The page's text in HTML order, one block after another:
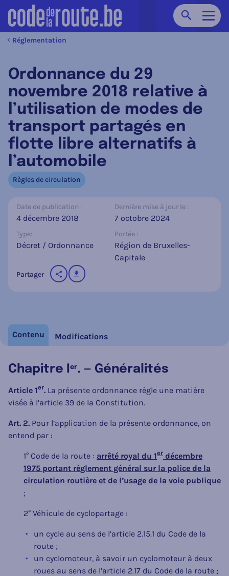
Chercher
Réglementation
Ordonnance du 29
novembre 2018 relative à
l’utilisation de modes de
transport partagés en
flotte libre alternatifs à
l’automobile
Règles de circulation
Date de publication :
4 décembre 2018
Dernière mise à jour le :
7 octobre 2024
Type:
Décret / Ordonnance
Portée :
Région de Bruxelles-
Capitale
Partager télécharger
Contenu Modifications
Chapitre I er. — Généralités
Article 1er. La présente ordonnance règle une matière
visée à l’article 39 de la Constitution.
Art. 2. Pour l’application de la présente ordonnance, on
entend par :
1° Code de la route : arrêté royal du 1er décembre
1975 portant règlement général sur la police de la
circulation routière et de l’usage de la voie publique
;
2° Véhicule de cyclopartage :
un cycle au sens de l’article 2.15.1 du Code de la
route ;
un cyclomoteur, à savoir un cyclomoteur à deux
roues au sens de l’article 2.17 du Code de la route ;